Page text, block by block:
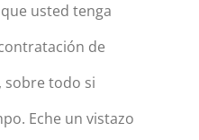
usted tenga
de
sobre todo si
Eche un vistazo